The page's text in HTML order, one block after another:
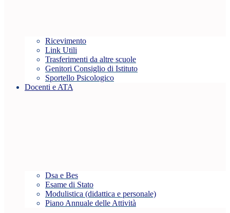
Ricevimento
Link Utili
Trasferimenti da altre scuole
Genitori Consiglio di Istituto
Sportello Psicologico
Docenti e ATA
Dsa e Bes
Esame di Stato
Modulistica (didattica e personale)
Piano Annuale delle Attività